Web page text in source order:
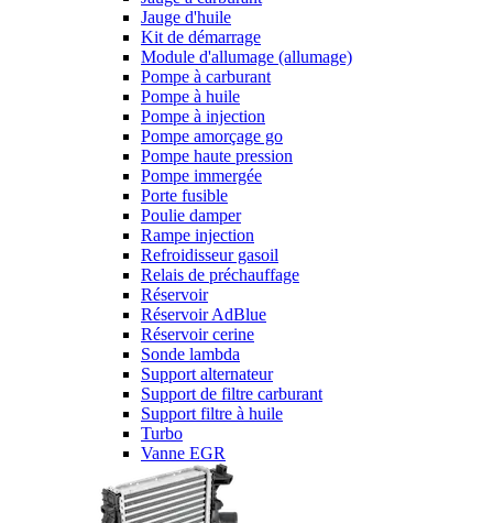
Jauge d'huile
Kit de démarrage
Module d'allumage (allumage)
Pompe à carburant
Pompe à huile
Pompe à injection
Pompe amorçage go
Pompe haute pression
Pompe immergée
Porte fusible
Poulie damper
Rampe injection
Refroidisseur gasoil
Relais de préchauffage
Réservoir
Réservoir AdBlue
Réservoir cerine
Sonde lambda
Support alternateur
Support de filtre carburant
Support filtre à huile
Turbo
Vanne EGR